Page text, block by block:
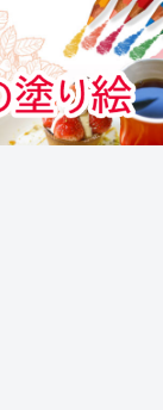
ト